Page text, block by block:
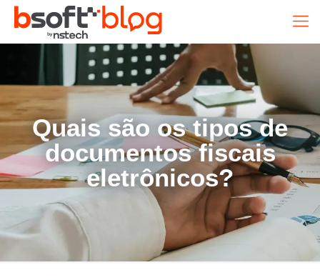
Quais são os tipos de
documentos fiscais
eletrônicos?